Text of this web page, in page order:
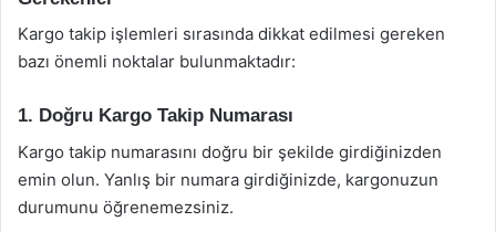
Kargo takip işlemleri sırasında dikkat edilmesi gereken
bazı önemli noktalar bulunmaktadır:
1. Doğru Kargo Takip Numarası
Kargo takip numarasını doğru bir şekilde girdiğinizden
emin olun. Yanlış bir numara girdiğinizde, kargonuzun
durumunu öğrenemezsiniz.